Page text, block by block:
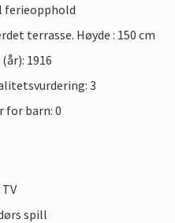
ferieopphold
terrasse. Høyde : 150 cm
1916
3
for barn: 0
spill